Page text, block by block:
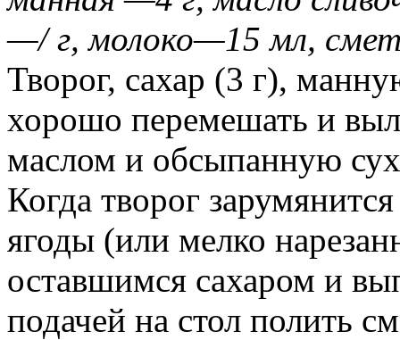
—/ г, молоко—15 мл,
Творог, сахар (3 г),
хорошо перемешать и
маслом и обсыпанную
Когда творог
ягоды (или мелко
оставшимся сахаром и
подачей на стол полить